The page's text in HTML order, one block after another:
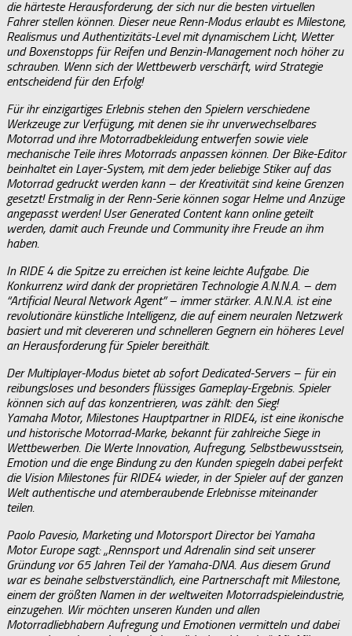
die härteste Herausforderung, der sich nur die besten virtuellen
Fahrer stellen können. Dieser neue Renn-Modus erlaubt es Milestone,
Realismus und Authentizitäts-Level mit dynamischem Licht, Wetter
und Boxenstopps für Reifen und Benzin-Management noch höher zu
schrauben. Wenn sich der Wettbewerb verschärft, wird Strategie
entscheidend für den Erfolg!
Für ihr einzigartiges Erlebnis stehen den Spielern verschiedene
Werkzeuge zur Verfügung, mit denen sie ihr unverwechselbares
Motorrad und ihre Motorradbekleidung entwerfen sowie viele
mechanische Teile ihres Motorrads anpassen können. Der Bike-Editor
beinhaltet ein Layer-System, mit dem jeder beliebige Stiker auf das
Motorrad gedruckt werden kann – der Kreativität sind keine Grenzen
gesetzt! Erstmalig in der Renn-Serie können sogar Helme und Anzüge
angepasst werden! User Generated Content kann online geteilt
werden, damit auch Freunde und Community ihre Freude an ihm
haben.
In RIDE 4 die Spitze zu erreichen ist keine leichte Aufgabe. Die
Konkurrenz wird dank der proprietären Technologie A.N.N.A. – dem
“Artificial Neural Network Agent” – immer stärker. A.N.N.A. ist eine
revolutionäre künstliche Intelligenz, die auf einem neuralen Netzwerk
basiert und mit clevereren und schnelleren Gegnern ein höheres Level
an Herausforderung für Spieler bereithält.
Der Multiplayer-Modus bietet ab sofort Dedicated-Servers – für ein
reibungsloses und besonders flüssiges Gameplay-Ergebnis. Spieler
können sich auf das konzentrieren, was zählt: den Sieg!
Yamaha Motor, Milestones Hauptpartner in RIDE4, ist eine ikonische
und historische Motorrad-Marke, bekannt für zahlreiche Siege in
Wettbewerben. Die Werte Innovation, Aufregung, Selbstbewusstsein,
Emotion und die enge Bindung zu den Kunden spiegeln dabei perfekt
die Vision Milestones für RIDE4 wieder, in der Spieler auf der ganzen
Welt authentische und atemberaubende Erlebnisse miteinander
teilen.
Paolo Pavesio, Marketing und Motorsport Director bei Yamaha
Motor Europe sagt: „Rennsport und Adrenalin sind seit unserer
Gründung vor 65 Jahren Teil der Yamaha-DNA. Aus diesem Grund
war es beinahe selbstverständlich, eine Partnerschaft mit Milestone,
einem der größten Namen in der weltweiten Motorradspieleindustrie,
einzugehen. Wir möchten unseren Kunden und allen
Motorradliebhabern Aufregung und Emotionen vermitteln und dabei